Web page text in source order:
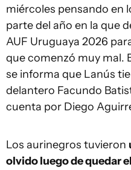
miércoles pensando en
parte del año en la que
AUF Uruguaya 2026
que comenzó muy mal.
se informa que Lanús
delantero Facundo
cuenta por Diego
Los aurinegros tuvieron
olvido luego de quedar